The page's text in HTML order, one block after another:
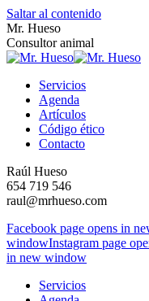
Saltar al contenido
Mr. Hueso
Consultor animal
Servicios
Agenda
Artículos
Código ético
Contacto
Raúl Hueso
654 719 546
raul@mrhueso.com
Facebook page opens in
windowInstagram page
in new window
Servicios